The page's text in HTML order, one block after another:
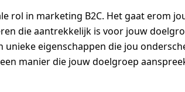
rol in marketing B2C. Het gaat erom
die aantrekkelijk is voor jouw
eigenschappen die jou
manier die jouw doelgroep